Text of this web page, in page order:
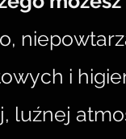
i
luźnej